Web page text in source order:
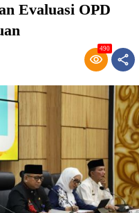
Evaluasi OPD
490